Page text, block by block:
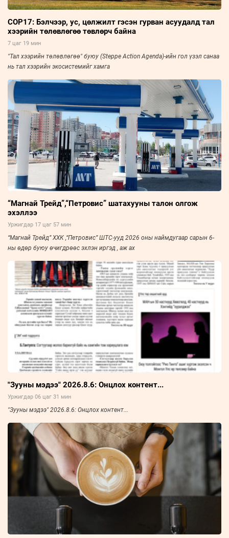
COP17: Бэлчээр, ус, цөлжилт гэсэн гурван асуудалд тал
хээрийн төлөвлөгөө төвлөрч байна
7 цаг 19 мин
"Тал хээрийн төлөвлөгөө" буюу (Steppe Action Agenda)-ийн гол үзэл санаа
нь тал хээрийн экосистемийг хамга
“Магнай Трейд”,“Петровис” шатахууны талон олгож
эхэллээ
Уржигдар 17 цаг 57 мин
“Магнай Трейд” ХХК ,“Петровис” ШТС-ууд 2026 оны наймдугаар сарын 6-
ны өдөр буюу өчигдрөөс эхлэн иргэд , аж ах
"Зууны мэдээ" 2026.8.6: Онцлох контент...
Уржигдар 06 цаг 31 мин
"Зууны мэдээ" 2026.8.6: Онцлох контент...